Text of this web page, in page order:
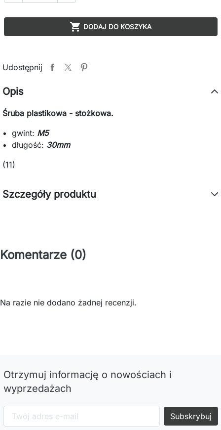
 DODAJ DO KOSZYKA
Udostępnij
Opis
Śruba plastikowa - stożkowa.
gwint: M5
długość: 30mm
(11)
Szczegóły produktu
Komentarze (0)
Na razie nie dodano żadnej recenzji.
Otrzymuj informację o nowościach i
wyprzedażach